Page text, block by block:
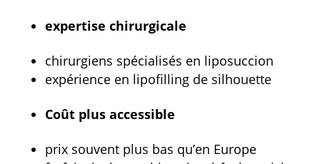
expertise chirurgicale
chirurgiens spécialisés en liposuccion
expérience en lipofilling de silhouette
Coût plus accessible
prix souvent plus bas qu’en Europe